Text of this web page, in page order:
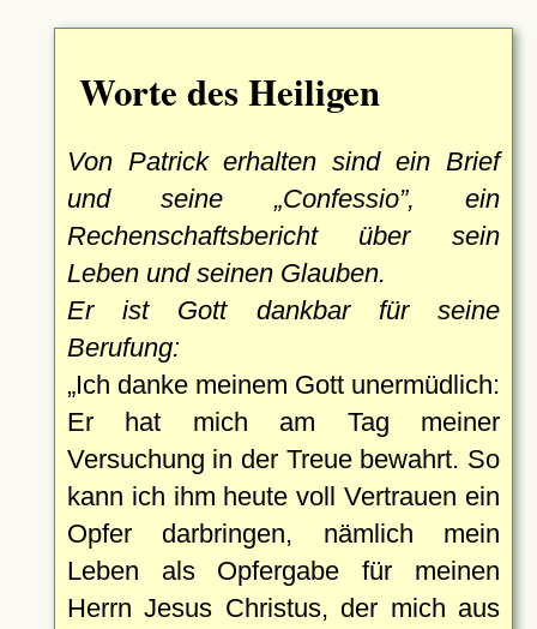
Worte des Heiligen
Von Patrick erhalten sind ein Brief
und seine
Confessio , ein
Rechenschaftsbericht über sein
Leben und seinen Glauben.
Er ist Gott dankbar für seine
Berufung:
Ich danke meinem Gott unermüdlich:
Er hat mich am Tag meiner
Versuchung in der Treue bewahrt. So
kann ich ihm heute voll Vertrauen ein
Opfer darbringen, nämlich mein
Leben als Opfergabe für meinen
Herrn Jesus Christus, der mich aus